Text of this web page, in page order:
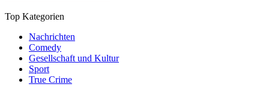
Top Kategorien
Nachrichten
Comedy
Gesellschaft und Kultur
Sport
True Crime